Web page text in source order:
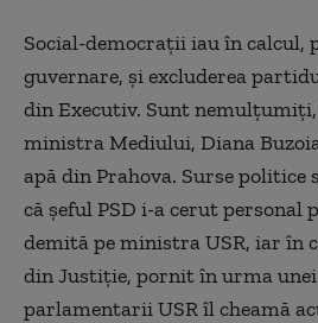
Social-democrații iau în calcul,
guvernare, și excluderea
din Executiv. Sunt
ministra Mediului, Diana
apă din Prahova. Surse
că șeful PSD i-a cerut personal
demită pe ministra USR, iar în
din Justiție, pornit în urma unei
parlamentarii USR îl cheamă